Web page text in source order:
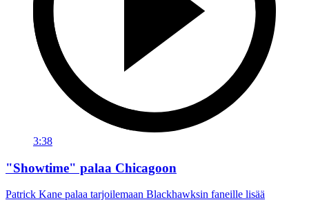
3:38
"Showtime" palaa Chicagoon
Patrick Kane palaa tarjoilemaan Blackhawksin faneille lisää